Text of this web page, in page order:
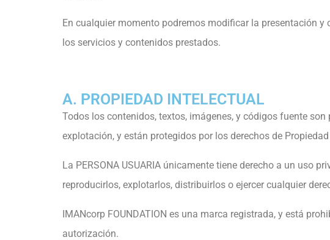
En cualquier momento podremos modificar la presentación
los servicios y contenidos prestados.
A. PROPIEDAD INTELECTUAL
Todos los contenidos, textos, imágenes, y códigos fuente
explotación, y están protegidos por los derechos de
La PERSONA USUARIA únicamente tiene derecho a un uso
reproducirlos, explotarlos, distribuirlos o ejercer cualquier
IMANcorp FOUNDATION es una marca registrada, y está
autorización.